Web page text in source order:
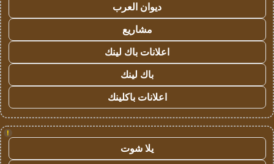
ديوان العرب
مشاريع
اعلانات باك لينك
باك لينك
اعلانات باكلينك
!
يلا شوت